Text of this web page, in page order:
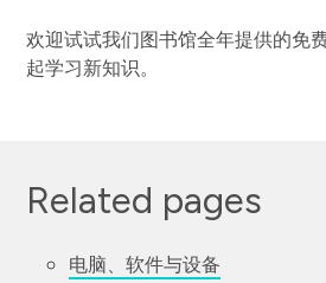
欢迎试试我们图书馆全年提供的免
起学习新知识。
Related pages
电脑、软件与设备